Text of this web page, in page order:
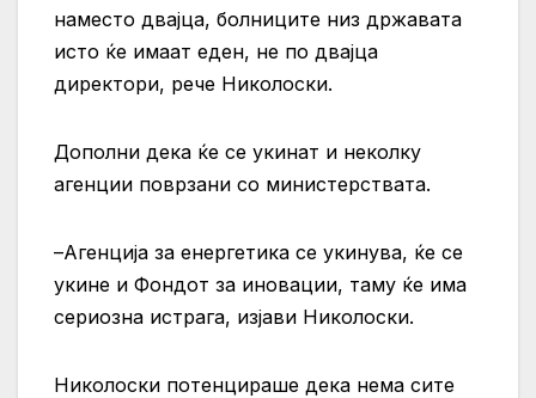
наместо двајца, болниците низ државата
исто ќе имаат еден, не по двајца
директори, рече Николоски.
Дополни дека ќе се укинат и неколку
агенции поврзани со министерствата.
–Агенција за енергетика се укинува, ќе се
укине и Фондот за иновации, таму ќе има
сериозна истрага, изјави Николоски.
Николоски потенцираше дека нема сите